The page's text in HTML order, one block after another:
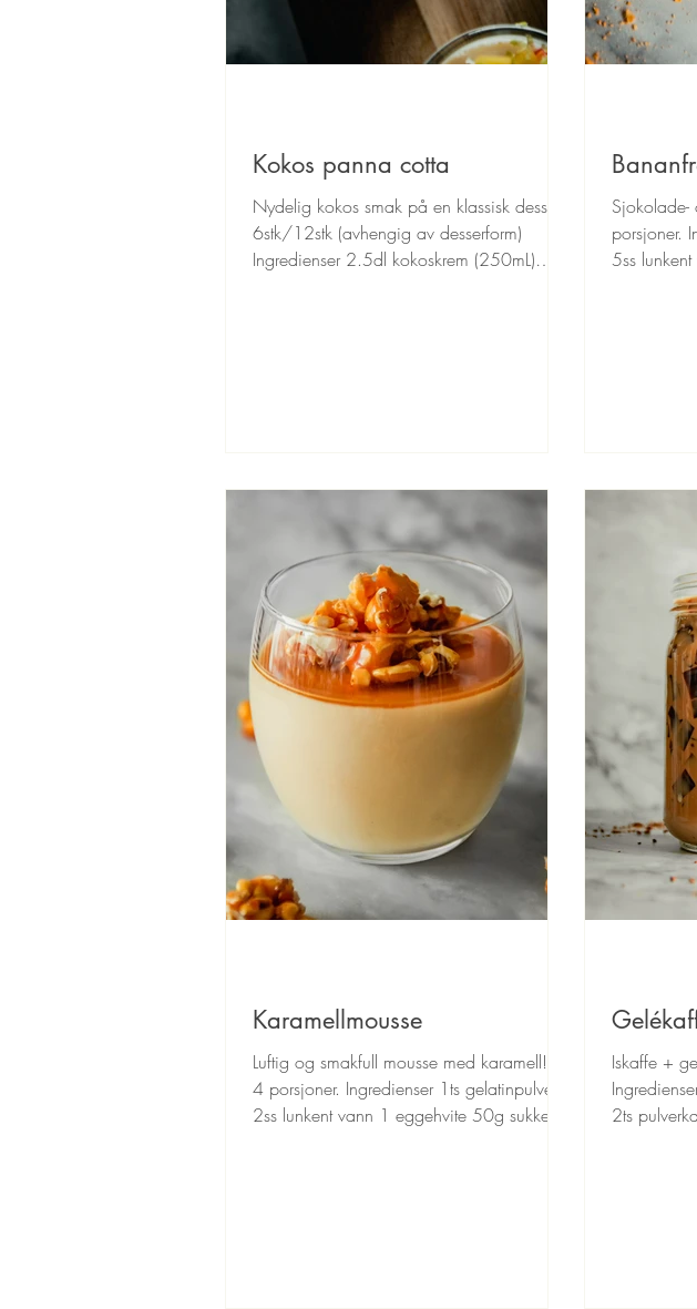
Kokos panna cotta
Nydelig kokos smak på en klassisk dessert!
6stk/12stk (avhengig av desserform)
Ingredienser 2.5dl kokoskrem (250mL)
porsjoner.
5ss
Karamellmousse
Luftig og smakfull mousse med karamell! 3-
4 porsjoner. Ingredienser 1ts gelatinpulver
2ss lunkent vann 1 eggehvite 50g sukker
Iskaffe +
2ts